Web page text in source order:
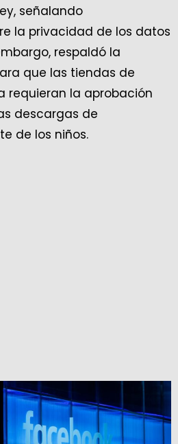
señalando
la privacidad de los datos
respaldó la
que las tiendas de
requieran la aprobación
descargas de
de los niños.